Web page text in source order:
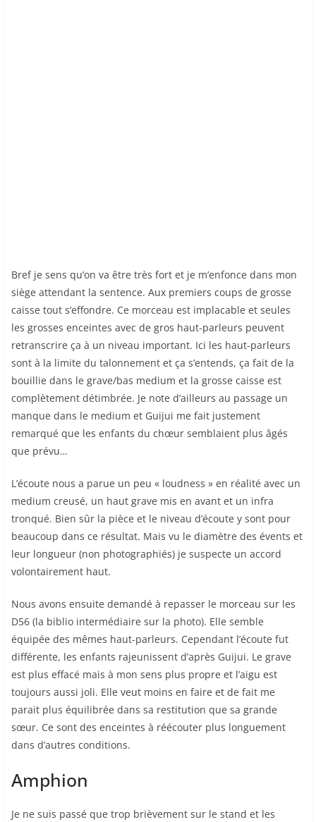
Bref je sens qu’on va être très fort et je m’enfonce dans mon
siège attendant la sentence. Aux premiers coups de grosse
caisse tout s’effondre. Ce morceau est implacable et seules
les grosses enceintes avec de gros haut-parleurs peuvent
retranscrire ça à un niveau important. Ici les haut-parleurs
sont à la limite du talonnement et ça s’entends, ça fait de la
bouillie dans le grave/bas medium et la grosse caisse est
complètement détimbrée. Je note d’ailleurs au passage un
manque dans le medium et Guijui me fait justement
remarqué que les enfants du chœur semblaient plus âgés
que prévu…
L’écoute nous a parue un peu « loudness » en réalité avec un
medium creusé, un haut grave mis en avant et un infra
tronqué. Bien sûr la pièce et le niveau d’écoute y sont pour
beaucoup dans ce résultat. Mais vu le diamètre des évents et
leur longueur (non photographiés) je suspecte un accord
volontairement haut.
Nous avons ensuite demandé à repasser le morceau sur les
D56 (la biblio intermédiaire sur la photo). Elle semble
équipée des mêmes haut-parleurs. Cependant l’écoute fut
différente, les enfants rajeunissent d’après Guijui. Le grave
est plus effacé mais à mon sens plus propre et l’aigu est
toujours aussi joli. Elle veut moins en faire et de fait me
parait plus équilibrée dans sa restitution que sa grande
sœur. Ce sont des enceintes à réécouter plus longuement
dans d’autres conditions.
Amphion
Je ne suis passé que trop brièvement sur le stand et les